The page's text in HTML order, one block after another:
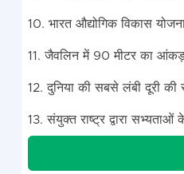
10. भारत औद्योगिक विकास
11. जैवलिन में 90 मीटर का
12. दुनिया की सबसे लंबी दूरी की
13. संयुक्त राष्ट्र द्वारा